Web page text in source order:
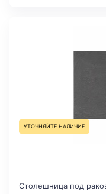
УТОЧНЯЙТЕ НАЛИЧИЕ
Столешница под